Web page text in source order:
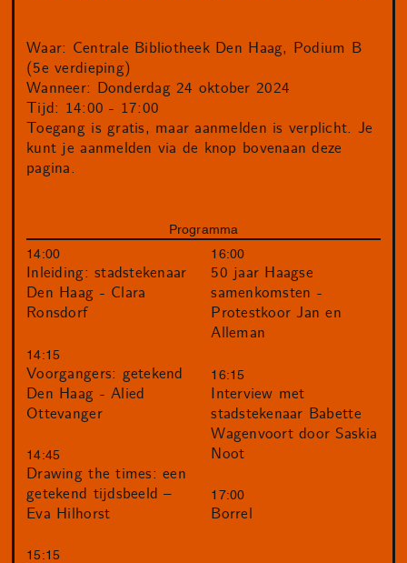
Waar: Centrale Bibliotheek Den Haag, Podium B
(5e verdieping)
Wanneer: Donderdag 24 oktober 2024
Tijd: 14:00 - 17:00
Toegang is gratis, maar aanmelden is verplicht. Je
kunt je aanmelden via de knop bovenaan deze
pagina.
Programma
14:00
Inleiding: stadstekenaar
Den Haag - Clara
Ronsdorf
14:15
Voorgangers: getekend
Den Haag - Alied
Ottevanger
14:45
Drawing the times: een
getekend tijdsbeeld –
Eva Hilhorst
15:15
16:00
50 jaar Haagse
samenkomsten -
Protestkoor Jan en
Alleman
16:15
Interview met
stadstekenaar Babette
Wagenvoort door Saskia
Noot
17:00
Borrel